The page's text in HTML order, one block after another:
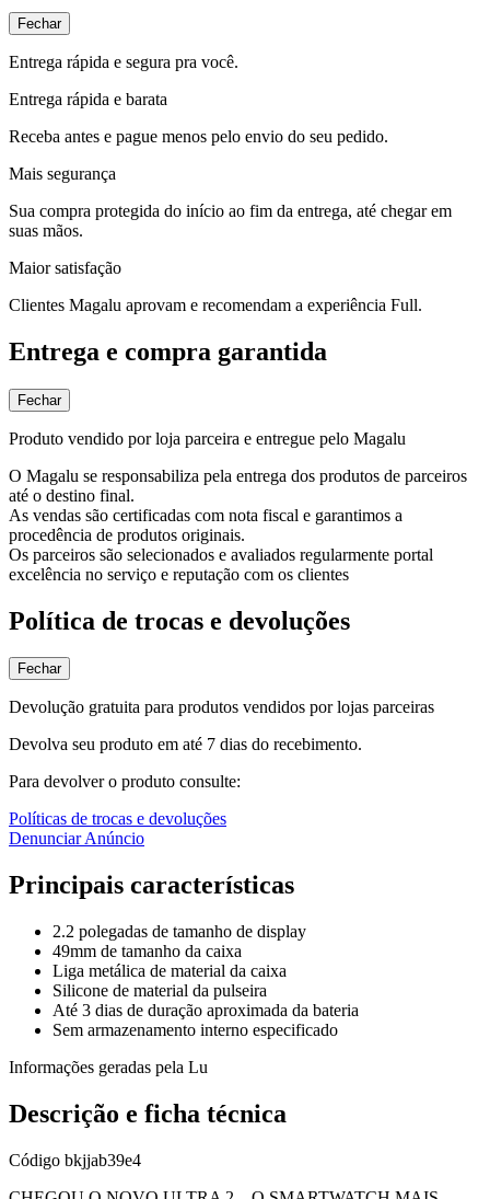
Fechar
Entrega rápida e segura pra você.
Entrega rápida e barata
Receba antes e pague menos pelo envio do seu pedido.
Mais segurança
Sua compra protegida do início ao fim da entrega, até chegar em
suas mãos.
Maior satisfação
Clientes Magalu aprovam e recomendam a experiência Full.
Entrega e compra garantida
Fechar
Produto vendido por loja parceira e entregue pelo Magalu
O Magalu se responsabiliza pela entrega dos produtos de parceiros
até o destino final.
As vendas são certificadas com nota fiscal e garantimos a
procedência de produtos originais.
Os parceiros são selecionados e avaliados regularmente portal
excelência no serviço e reputação com os clientes
Política de trocas e devoluções
Fechar
Devolução gratuita para produtos vendidos por lojas parceiras
Devolva seu produto em até 7 dias do recebimento.
Para devolver o produto consulte:
Políticas de trocas e devoluções
Denunciar Anúncio
Principais características
2.2 polegadas de tamanho de display
49mm de tamanho da caixa
Liga metálica de material da caixa
Silicone de material da pulseira
Até 3 dias de duração aproximada da bateria
Sem armazenamento interno especificado
Informações geradas pela Lu
Descrição e ficha técnica
Código bkjjab39e4